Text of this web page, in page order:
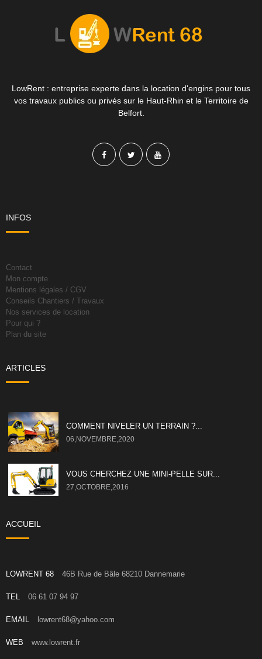
LowRent : entreprise experte dans la location d'engins pour tous
vos travaux publics ou privés sur le Haut-Rhin et le Territoire de
Belfort.
INFOS
Contact
Mon compte
Mentions légales / CGV
Conseils Chantiers / Travaux
Nos services de location
Pour qui ?
Plan du site
ARTICLES
COMMENT NIVELER UN TERRAIN ?...
06,NOVEMBRE,2020
VOUS CHERCHEZ UNE MINI-PELLE SUR...
27,OCTOBRE,2016
ACCUEIL
LOWRENT 68 46B Rue de Bâle 68210 Dannemarie
TEL 06 61 07 94 97
EMAIL lowrent68@yahoo.com
WEB www.lowrent.fr